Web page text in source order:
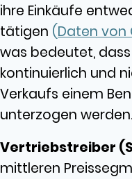
ihre Einkäufe
tätigen (Daten von
was bedeutet, dass
kontinuierlich und
Verkaufs einem
unterzogen werden.
Vertriebstreiber
mittleren